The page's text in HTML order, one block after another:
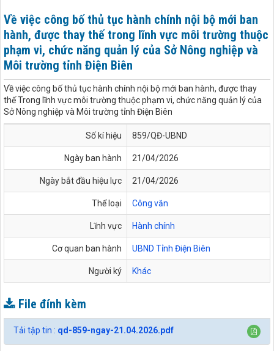
Về việc công bố thủ tục hành chính nội bộ mới ban
hành, được thay thế trong lĩnh vực môi trường thuộc
phạm vi, chức năng quản lý của Sở Nông nghiệp và
Môi trường tỉnh Điện Biên
Về việc công bố thủ tục hành chính nội bộ mới ban hành, được thay
thế Trong lĩnh vực môi trường thuộc phạm vi, chức năng quản lý của
Sở Nông nghiệp và Môi trường tỉnh Điện Biên
Số kí hiệu 859/QĐ-UBND
Ngày ban hành 21/04/2026
Ngày bắt đầu hiệu lực 21/04/2026
Thể loại Công văn
Lĩnh vực Hành chính
Cơ quan ban hành UBND Tỉnh Điện Biên
Người ký Khác
File đính kèm
Tải tập tin : qd-859-ngay-21.04.2026.pdf